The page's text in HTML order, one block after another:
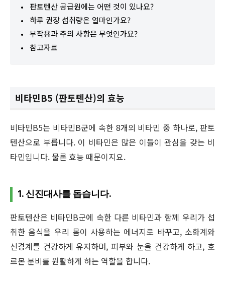
판토텐산 공급원에는 어떤 것이 있나요?
하루 권장 섭취량은 얼마인가요?
부작용과 주의 사항은 무엇인가요?
참고자료
비타민B5 (판토텐산)의 효능
비타민B5는 비타민B군에 속한 8개의 비타민 중 하나로, 판토
텐산으로 부릅니다. 이 비타민은 많은 이들이 관심을 갖는 비
타민입니다. 물론 효능 때문이지요.
1. 신진대사를 돕습니다.
판토텐산은 비타민B군에 속한 다른 비타민과 함께 우리가 섭
취한 음식을 우리 몸이 사용하는 에너지로 바꾸고, 소화계와
신경계를 건강하게 유지하며, 피부와 눈을 건강하게 하고, 호
르몬 분비를 원활하게 하는 역할을 합니다.